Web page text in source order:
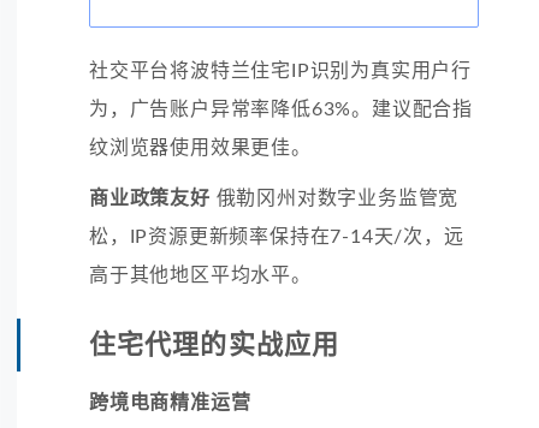
社交平台将波特兰住宅IP识别为真实用户行
为，广告账户异常率降低63%。建议配合指
纹浏览器使用效果更佳。
商业政策友好 俄勒冈州对数字业务监管宽
松，IP资源更新频率保持在7-14天/次，远
高于其他地区平均水平。
住宅代理的实战应用
跨境电商精准运营